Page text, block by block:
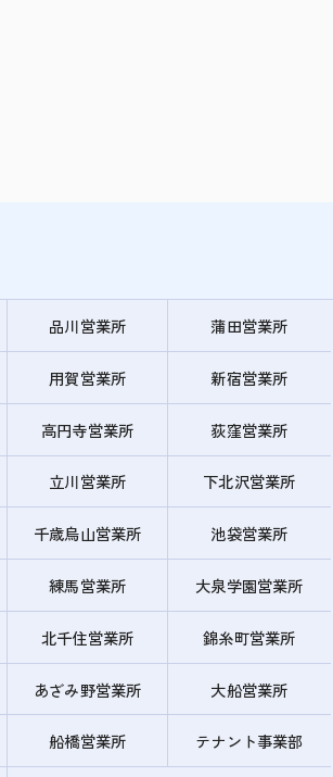
品川営業所 蒲田営業所
用賀営業所 新宿営業所
高円寺営業所 荻窪営業所
立川営業所 下北沢営業所
千歳烏山営業所 池袋営業所
練馬営業所 大泉学園営業所
北千住営業所 錦糸町営業所
あざみ野営業所 大船営業所
船橋営業所 テナント事業部